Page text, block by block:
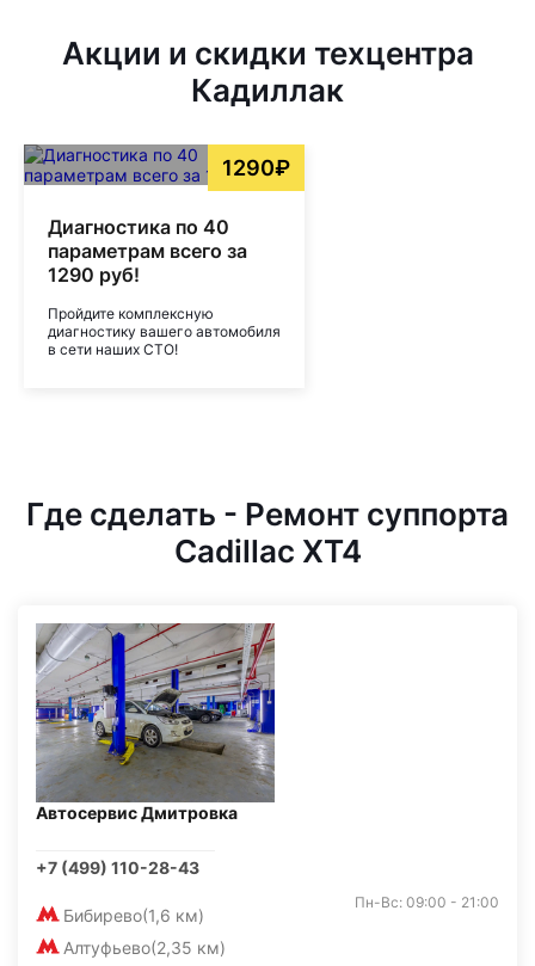
Акции и скидки техцентра
Кадиллак
1290₽
Диагностика по 40
параметрам всего за
1290 руб!
Пройдите комплексную
диагностику вашего автомобиля
в сети наших СТО!
Где сделать - Ремонт суппорта
Cadillac XT4
Автосервис Дмитровка
+7 (499) 110-28-43
Бибирево(1,6 км)
Алтуфьево(2,35 км)
Пн-Вс: 09:00 - 21:00